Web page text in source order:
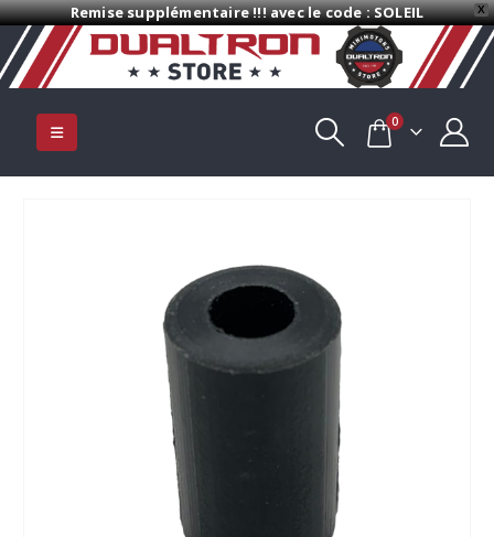
X
Remise supplémentaire !!! avec le code : SOLEIL
0